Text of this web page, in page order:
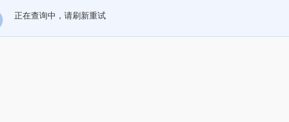
正在查询中，请刷新重试